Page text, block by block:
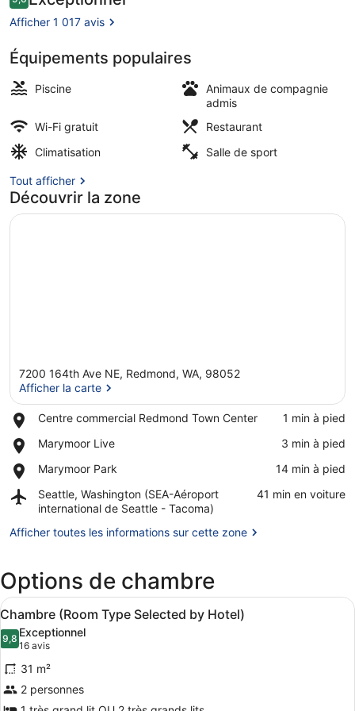
Salon du hall
voyageurs
9,6 sur 10
Afficher 1 017 avis
Équipements populaires
Piscine
Animaux de compagnie
admis
Wi-Fi gratuit
Restaurant
Climatisation
Salle de sport
Tout afficher
Découvrir la zone
7200 164th Ave NE, Redmond, WA, 98052
Afficher la carte
Centre commercial Redmond Town Center
Place,
commercial
Town
Center
‪1 min à pied‬
Marymoor Live
Place,
Live
‪3 min à pied‬
Marymoor Park
Place,
Park
‪14 min à pied‬
Seattle, Washington (SEA-Aéroport
international de Seattle - Tacoma)
Airport,
Seattle,
(SEA-
de
Seattle
-
Tacoma)
‪41 min en voiture‬
Afficher toutes les informations sur cette zone
Options de chambre
Afficher
toutes
les
photos
pour
ce
Un plateau contenant deux
5
Chambre (Room Type Selected by Hotel)
9,89,8 sur 10
Exceptionnel
16 avis
(16 avis)
31 m²
2 personnes